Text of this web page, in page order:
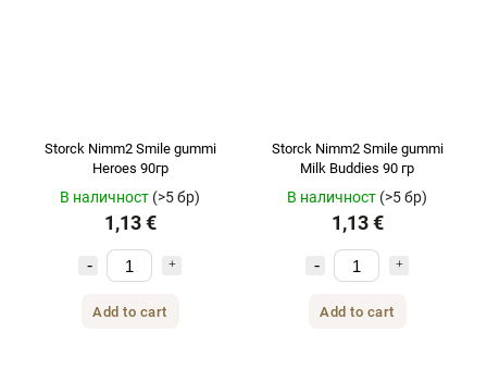
Storck Nimm2 Smile gummi
Heroes 90гр
В наличност (>5 бр)
1,13 €
Add to cart
Storck Nimm2 Smile gummi
Milk Buddies 90 гр
В наличност (>5 бр)
1,13 €
Add to cart